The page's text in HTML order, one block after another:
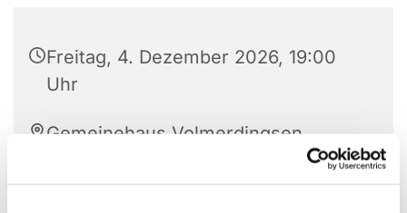
Freitag, 4. Dezember 2026, 19:00
Uhr
Gemeinehaus Volmerdingsen,
Pfarrer-Brünger-Strasse 1, 32549
Bad Oeynhausen